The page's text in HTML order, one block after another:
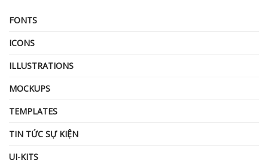
FONTS
ICONS
ILLUSTRATIONS
MOCKUPS
TEMPLATES
TIN TỨC SỰ KIỆN
UI-KITS